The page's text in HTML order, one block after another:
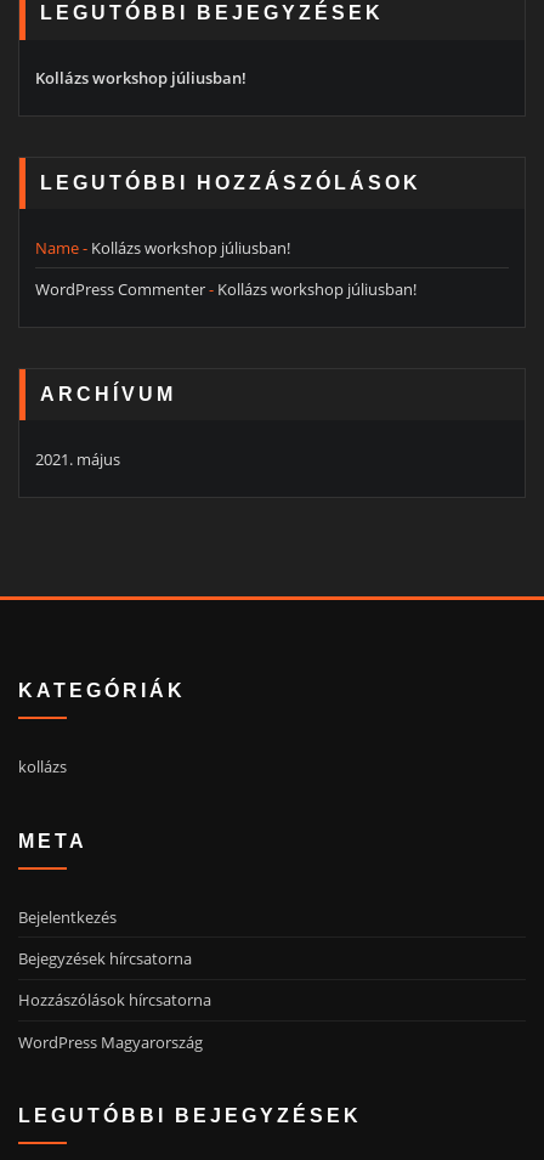
LEGUTÓBBI BEJEGYZÉSEK
Kollázs workshop júliusban!
LEGUTÓBBI HOZZÁSZÓLÁSOK
Name- Kollázs workshop júliusban!
WordPress Commenter- Kollázs workshop júliusban!
ARCHÍVUM
2021. május
KATEGÓRIÁK
kollázs
META
Bejelentkezés
Bejegyzések hírcsatorna
Hozzászólások hírcsatorna
WordPress Magyarország
LEGUTÓBBI BEJEGYZÉSEK